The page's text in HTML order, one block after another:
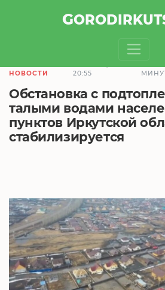
GOROD
НОВОСТИ
20:55
Обстановка с
талыми водами
пунктов Иркутской
стабилизируется